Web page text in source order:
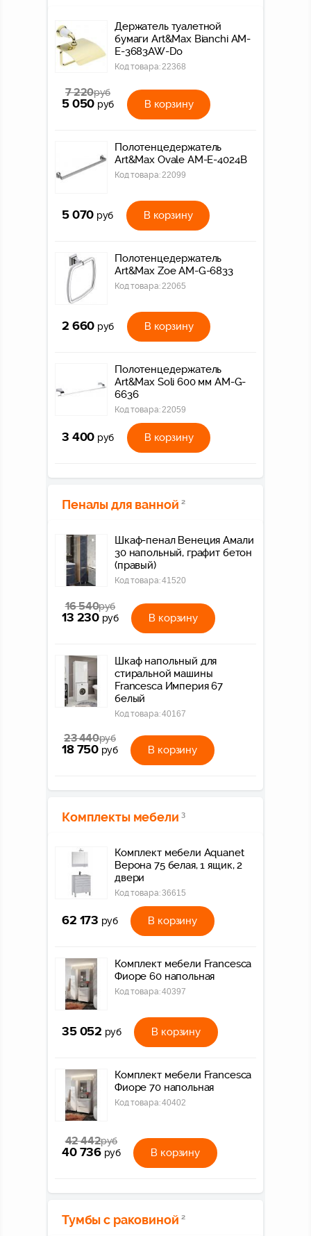
Держатель туалетной
бумаги Art&Max Bianchi AM-
E-3683AW-Do
Код товара:22368
7 220руб
5 050 руб В корзину
Полотенцедержатель
Art&Max Ovale AM-E-4024B
Код товара:22099
5 070 руб В корзину
Полотенцедержатель
Art&Max Zoe AM-G-6833
Код товара:22065
2 660 руб В корзину
Полотенцедержатель
Art&Max Soli 600 мм AM-G-
6636
Код товара:22059
3 400 руб В корзину
Пеналы для ванной 2
Шкаф-пенал Венеция Амали
30 напольный, графит бетон
(правый)
Код товара:41520
16 540руб
13 230 руб В корзину
Шкаф напольный для
стиральной машины
Francesca Империя 67
белый
Код товара:40167
23 440руб
18 750 руб В корзину
Комплекты мебели 3
Комплект мебели Aquanet
Верона 75 белая, 1 ящик, 2
двери
Код товара:36615
62 173 руб В корзину
Комплект мебели Francesca
Фиоре 60 напольная
Код товара:40397
35 052 руб В корзину
Комплект мебели Francesca
Фиоре 70 напольная
Код товара:40402
42 442руб
40 736 руб В корзину
Тумбы с раковиной 2